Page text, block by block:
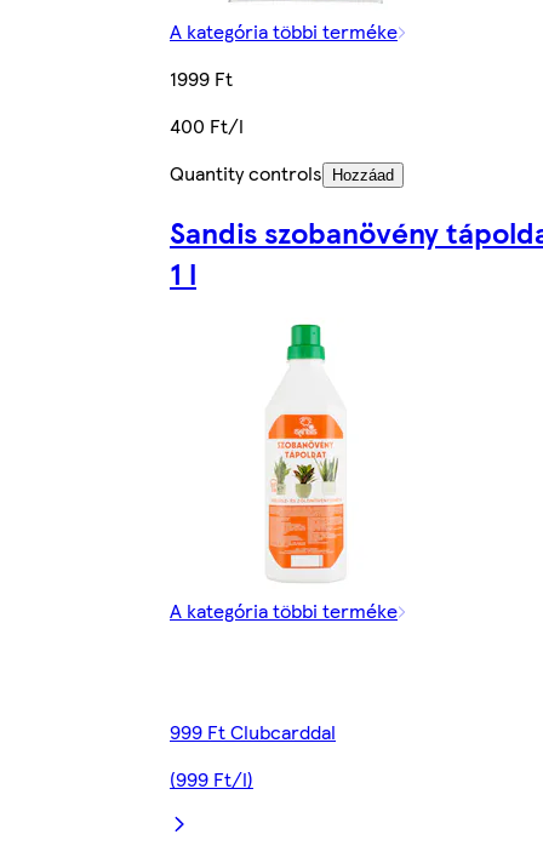
A kategória többi terméke
1999 Ft
400 Ft/l
Quantity controls
Hozzáad
Sandis szobanövény
1 l
A kategória többi terméke
999 Ft Clubcarddal
(999 Ft/l)